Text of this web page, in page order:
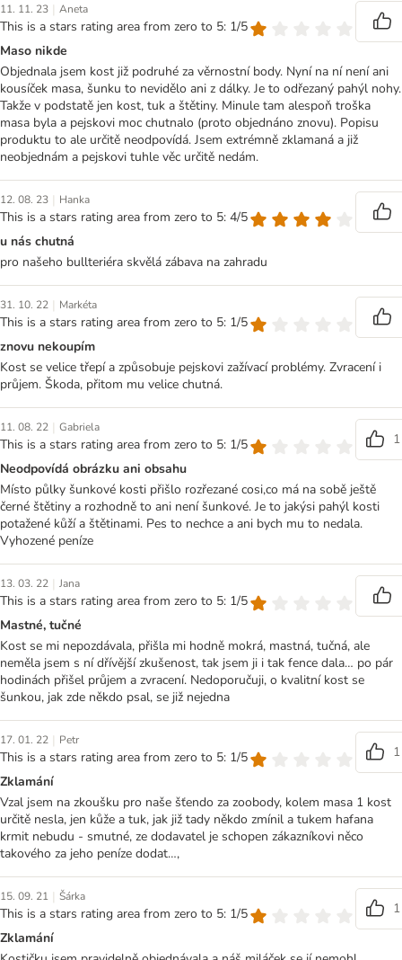
11. 11. 23 | Aneta
This is a stars rating area from zero to 5: 1/5
Maso nikde
Objednala jsem kost již podruhé za věrnostní body. Nyní na ní není ani
kousíček masa, šunku to nevidělo ani z dálky. Je to odřezaný pahýl nohy.
Takže v podstatě jen kost, tuk a štětiny. Minule tam alespoň troška
masa byla a pejskovi moc chutnalo (proto objednáno znovu). Popisu
produktu to ale určitě neodpovídá. Jsem extrémně zklamaná a již
neobjednám a pejskovi tuhle věc určitě nedám.
12. 08. 23 | Hanka
This is a stars rating area from zero to 5: 4/5
u nás chutná
pro našeho bullteriéra skvělá zábava na zahradu
31. 10. 22 | Markéta
This is a stars rating area from zero to 5: 1/5
znovu nekoupím
Kost se velice třepí a způsobuje pejskovi zažívací problémy. Zvracení i
průjem. Škoda, přitom mu velice chutná.
11. 08. 22 | Gabriela
This is a stars rating area from zero to 5: 1/5
1
Neodpovídá obrázku ani obsahu
Místo půlky šunkové kosti přišlo rozřezané cosi,co má na sobě ještě
černé štětiny a rozhodně to ani není šunkové. Je to jakýsi pahýl kosti
potažené kůží a štětinami. Pes to nechce a ani bych mu to nedala.
Vyhozené peníze
13. 03. 22 | Jana
This is a stars rating area from zero to 5: 1/5
Mastné, tučné
Kost se mi nepozdávala, přišla mi hodně mokrá, mastná, tučná, ale
neměla jsem s ní dřívější zkušenost, tak jsem ji i tak fence dala… po pár
hodinách přišel průjem a zvracení. Nedoporučuji, o kvalitní kost se
šunkou, jak zde někdo psal, se již nejedna
17. 01. 22 | Petr
This is a stars rating area from zero to 5: 1/5
1
Zklamání
Vzal jsem na zkoušku pro naše šťendo za zoobody, kolem masa 1 kost
určitě nesla, jen kůže a tuk, jak již tady někdo zmínil a tukem hafana
krmit nebudu - smutné, ze dodavatel je schopen zákazníkovi něco
takového za jeho peníze dodat…,
15. 09. 21 | Šárka
This is a stars rating area from zero to 5: 1/5
1
Zklamání